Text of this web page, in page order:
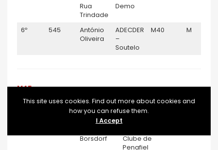
Rua
Trindade
Demo
6º 545
António
Oliveira
ADECDER
–
Soutelo
M40 M
M45
DORSAL NOME CLUBE
Borsdorf
Clube de
Penafiel
This site uses cookies. Find out more about cookies and
how you can refuse them.
I Accept